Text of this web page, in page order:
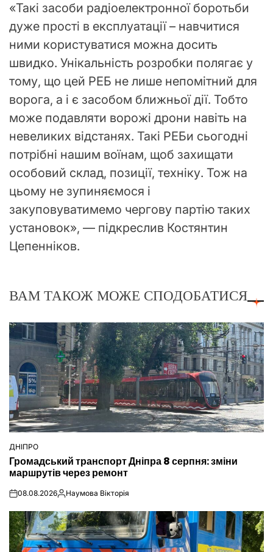
«Такі засоби радіоелектронної боротьби
дуже прості в експлуатації – навчитися
ними користуватися можна досить
швидко. Унікальність розробки полягає у
тому, що цей РЕБ не лише непомітний для
ворога, а і є засобом ближньої дії. Тобто
може подавляти ворожі дрони навіть на
невеликих відстанях. Такі РЕБи сьогодні
потрібні нашим воїнам, щоб захищати
особовий склад, позиції, техніку. Тож на
цьому не зупиняємося і
закуповуватимемо чергову партію таких
установок», — підкреслив Костянтин
Цепенніков.
ВАМ ТАКОЖ МОЖЕ СПОДОБАТИСЯ
ОПУБЛІКУВАТИ
ДНІПРО
Громадський транспорт Дніпра 8 серпня: зміни
маршрутів через ремонт
on08.08.2026Опубліковано
Наумова Вікторія